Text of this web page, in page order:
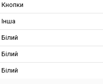
Кнопки
Інша
Білий
Білий
Білий